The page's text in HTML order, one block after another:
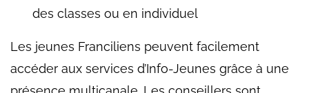
des classes ou en individuel
Les jeunes Franciliens peuvent facilement
accéder aux services d’Info-Jeunes grâce à une